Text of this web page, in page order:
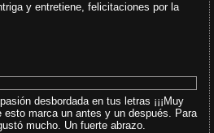
y entretiene, felicitaciones por la
desbordada en tus letras ¡¡¡Muy
esto marca un antes y un después. Para
mucho. Un fuerte abrazo.